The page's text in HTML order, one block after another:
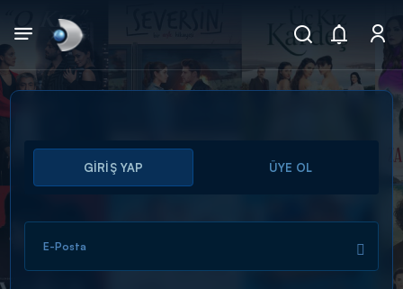
Arama
ARAMA SONUÇLARI
GİRİŞ YAP ÜYE OL
E-Posta